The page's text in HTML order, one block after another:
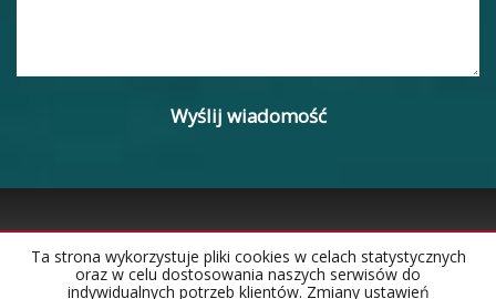
Strona główna Notatnik Kontakt
Ta strona wykorzystuje pliki cookies w celach statystycznych
oraz w celu dostosowania naszych serwisów do
indywidualnych potrzeb klientów. Zmiany ustawień